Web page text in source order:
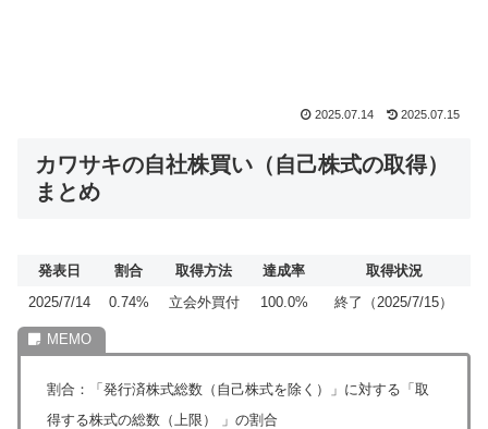
2025.07.14 2025.07.15
カワサキの自社株買い（自己株式の取得）
まとめ
発表日 割合 取得方法 達成率
取得状況
2025/7/14
0.74% 立会外買付 100.0% 終了（2025/7/15）
割合：「発行済株式総数（自己株式を除く）」に対する「取
得する株式の総数（上限） 」の割合